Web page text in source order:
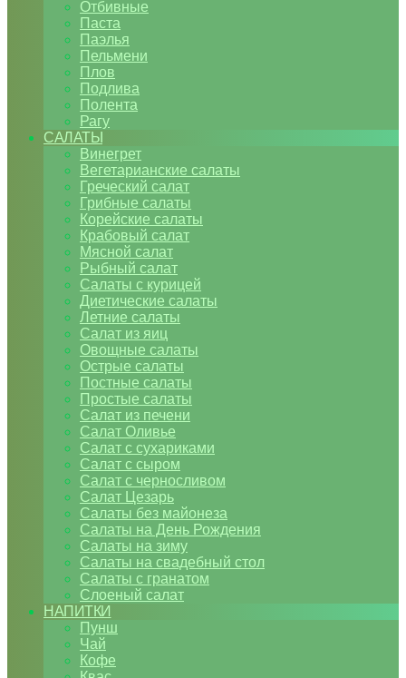
Отбивные
Паста
Паэлья
Пельмени
Плов
Подлива
Полента
Рагу
САЛАТЫ
Винегрет
Вегетарианские салаты
Греческий салат
Грибные салаты
Корейские салаты
Крабовый салат
Мясной салат
Рыбный салат
Салаты с курицей
Диетические салаты
Летние салаты
Салат из яиц
Овощные салаты
Острые салаты
Постные салаты
Простые салаты
Салат из печени
Салат Оливье
Салат с сухариками
Салат с сыром
Салат с черносливом
Салат Цезарь
Салаты без майонеза
Салаты на День Рождения
Салаты на зиму
Салаты на свадебный стол
Салаты с гранатом
Слоеный салат
НАПИТКИ
Пунш
Чай
Кофе